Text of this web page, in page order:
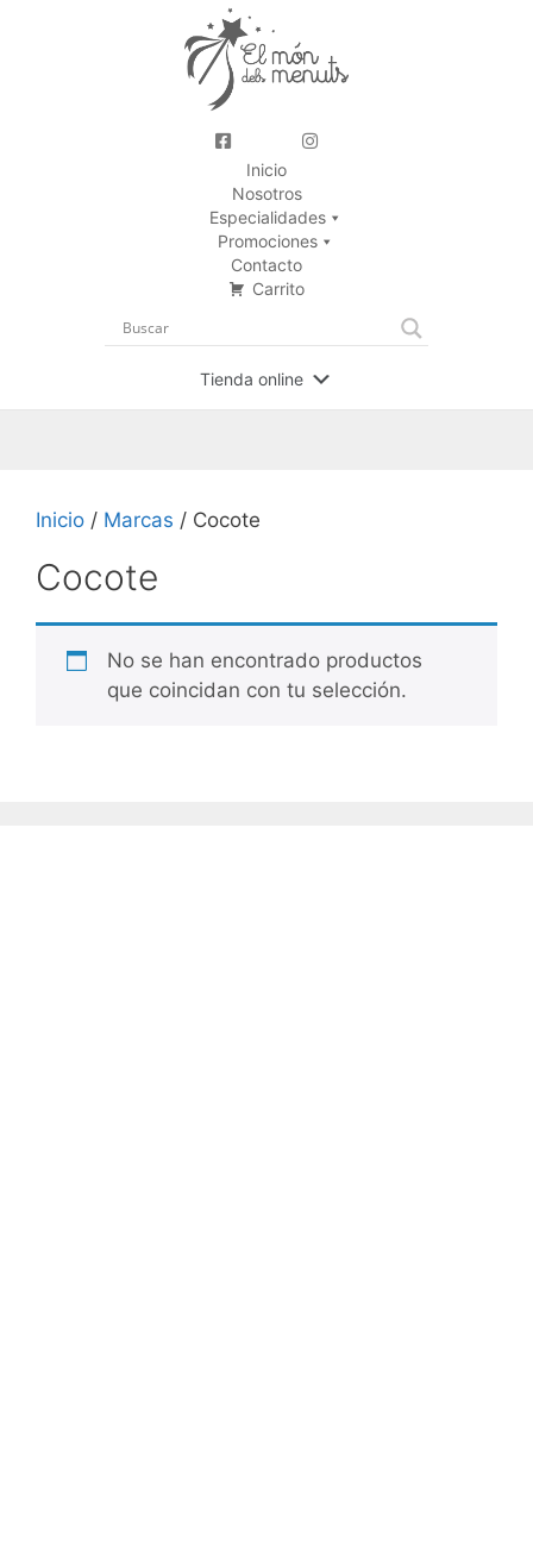
Inicio
Nosotros
Especialidades
Promociones
Contacto
Carrito
Tienda online
Inicio / Marcas / Cocote
Cocote
No se han encontrado productos
que coincidan con tu selección.